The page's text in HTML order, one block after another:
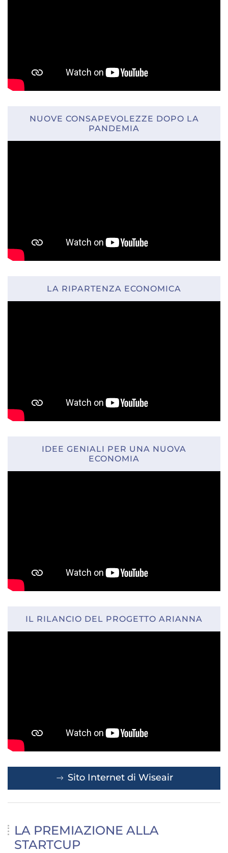
NUOVE CONSAPEVOLEZZE DOPO LA
PANDEMIA
LA RIPARTENZA ECONOMICA
IDEE GENIALI PER UNA NUOVA
ECONOMIA
IL RILANCIO DEL PROGETTO ARIANNA
Sito Internet di Wiseair
LA PREMIAZIONE ALLA
STARTCUP